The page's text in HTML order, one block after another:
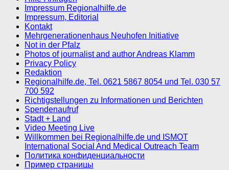
Impressum Regionalhilfe.de
Impressum, Editorial
Kontakt
Mehrgenerationenhaus Neuhofen Initiative
Not in der Pfalz
Photos of journalist and author Andreas Klamm
Privacy Policy
Redaktion
Regionalhilfe.de, Tel. 0621 5867 8054 und Tel. 030 57
700 592
Richtigstellungen zu Informationen und Berichten
Spendenaufruf
Stadt + Land
Video Meeting Live
Willkommen bei Regionalhilfe.de und ISMOT
International Social And Medical Outreach Team
Политика конфиденциальности
Пример страницы